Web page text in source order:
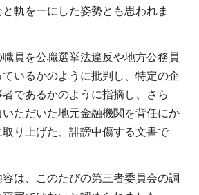
軌を一にした姿勢とも思われま
員を公職選挙法違反や地方公務員
いるかのように批判し、特定の企
であるかのように指摘し、さら
ただいた地元金融機関を背任にか
り上げた、誹謗中傷する文書で
は、このたびの第三者委員会の調